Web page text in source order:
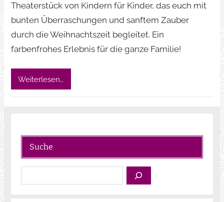
Theaterstück von Kindern für Kinder, das euch mit
bunten Überraschungen und sanftem Zauber
durch die Weihnachtszeit begleitet. Ein
farbenfrohes Erlebnis für die ganze Familie!
Weiterlesen…
Suche
u